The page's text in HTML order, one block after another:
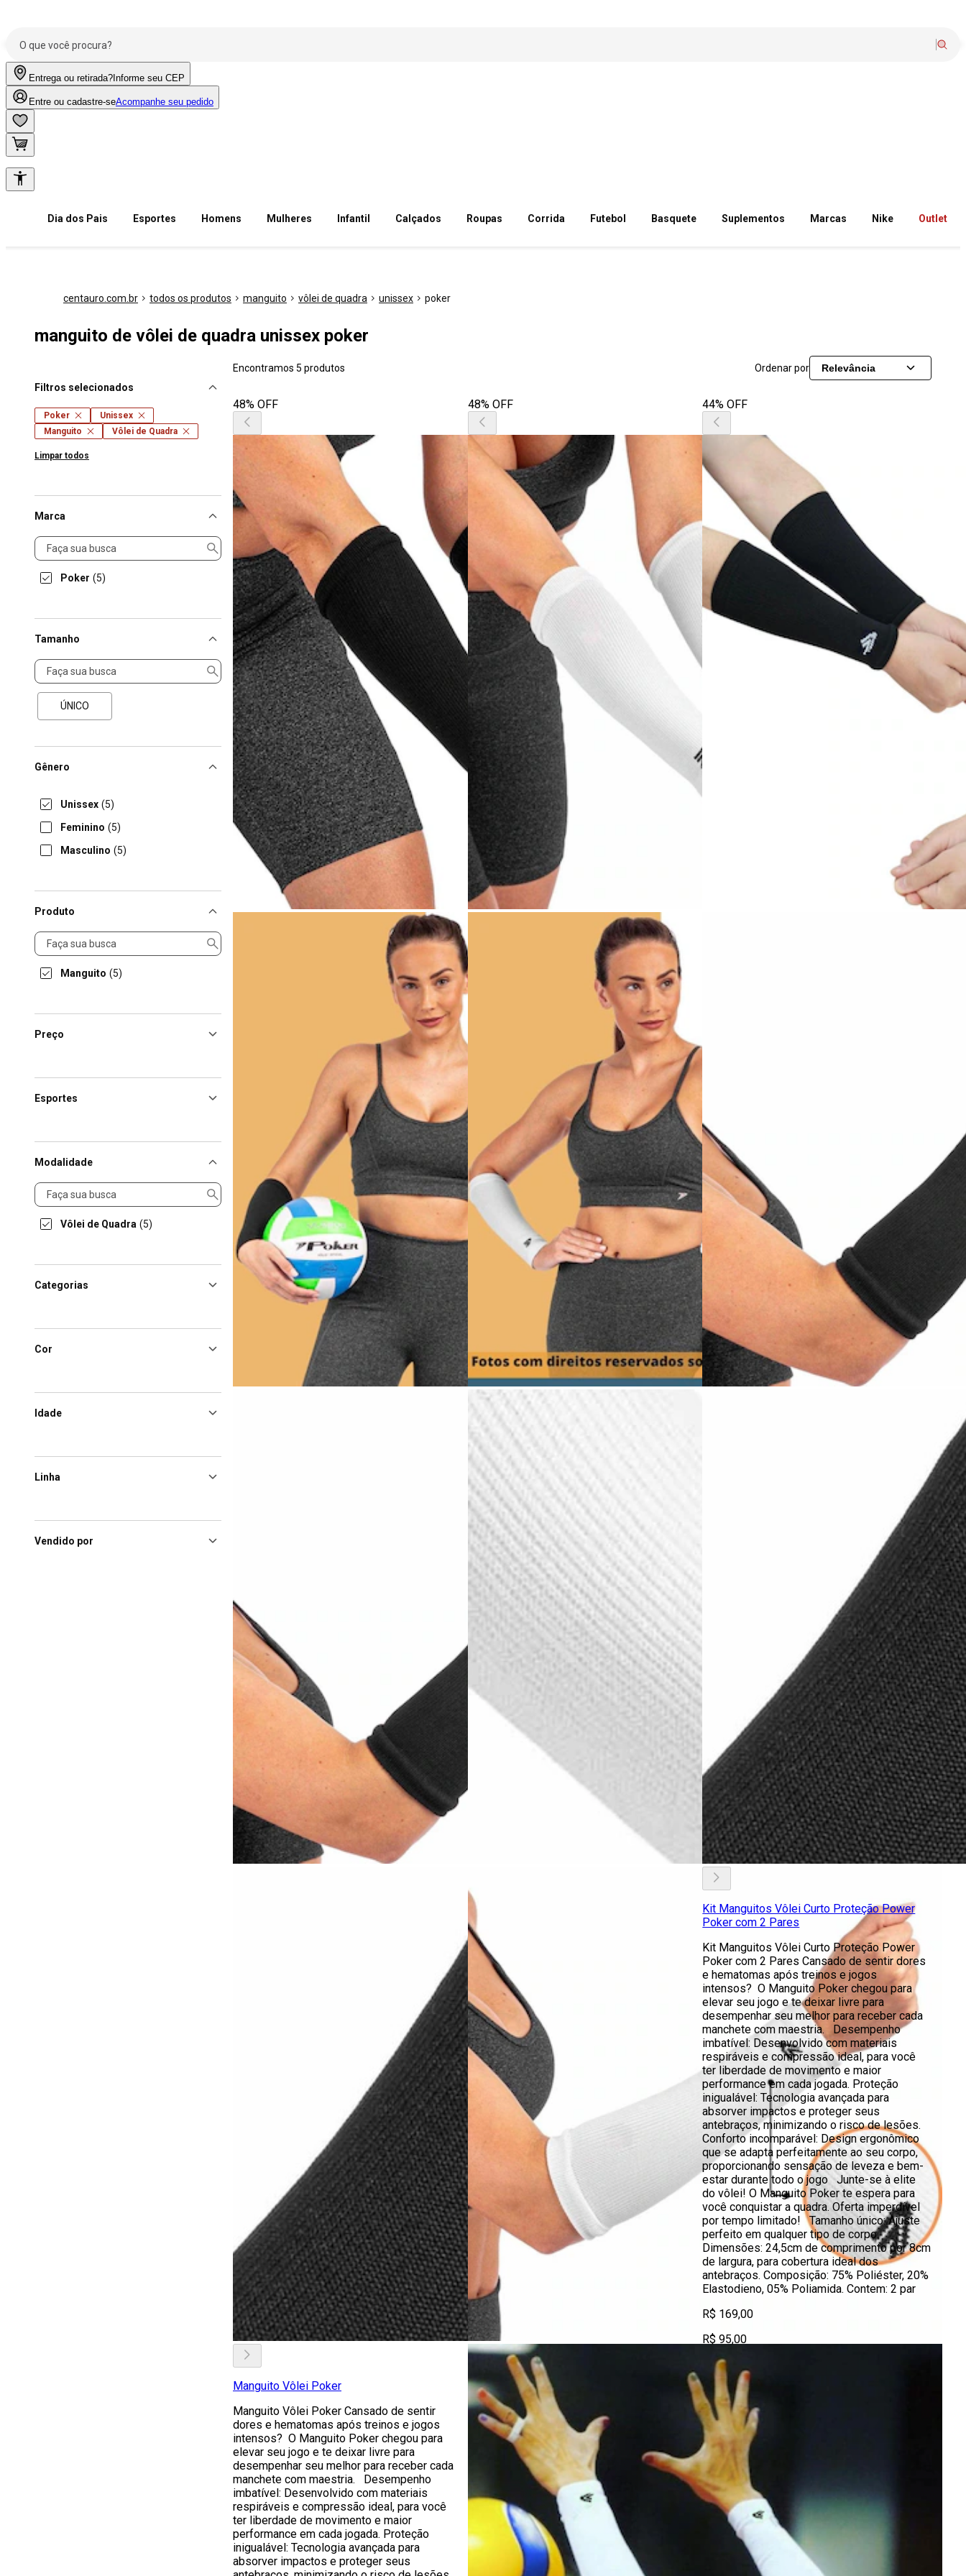
Entrega ou retirada? Informe seu CEP
Entre ou cadastre-seAcompanhe seu pedido
Dia dos Pais Esportes Homens Mulheres Infantil Calçados Roupas Corrida Futebol Basquete Suplementos Marcas Nike Outlet
centauro.com.br todos os produtos manguito vôlei de quadra unissex poker
manguito de vôlei de quadra unissex poker
Filtros selecionados
Poker
Unissex
Manguito
Vôlei de Quadra
Limpar todos
Marca
Marca
Poker (5)
Tamanho
Tamanho
ÚNICO
Gênero
Unissex (5)
Feminino (5)
Masculino (5)
Produto
Produto
Manguito (5)
Preço
Esportes
Modalidade
Modalidade
Vôlei de Quadra (5)
Categorias
Cor
Idade
Linha
Vendido por
Encontramos 5 produtos Ordenar por Relevância
48% OFF
Manguito Vôlei Poker
Manguito Vôlei Poker Cansado de sentir
dores e hematomas após treinos e jogos
intensos? O Manguito Poker chegou para
elevar seu jogo e te deixar livre para
desempenhar seu melhor para receber cada
manchete com maestria. Desempenho
imbatível: Desenvolvido com materiais
respiráveis e compressão ideal, para você
ter liberdade de movimento e maior
performance em cada jogada. Proteção
inigualável: Tecnologia avançada para
absorver impactos e proteger seus
48% OFF 44% OFF
Kit Manguitos Vôlei Curto Proteção Power
Poker com 2 Pares
Kit Manguitos Vôlei Curto Proteção Power
Poker com 2 Pares Cansado de sentir dores
e hematomas após treinos e jogos
intensos? O Manguito Poker chegou para
elevar seu jogo e te deixar livre para
desempenhar seu melhor para receber cada
manchete com maestria. Desempenho
imbatível: Desenvolvido com materiais
respiráveis e compressão ideal, para você
ter liberdade de movimento e maior
performance em cada jogada. Proteção
inigualável: Tecnologia avançada para
absorver impactos e proteger seus
antebraços, minimizando o risco de lesões.
Conforto incomparável: Design ergonômico
que se adapta perfeitamente ao seu corpo,
proporcionando sensação de leveza e bem-
estar durante todo o jogo Junte-se à elite
do vôlei! O Manguito Poker te espera para
você conquistar a quadra. Oferta imperdível
por tempo limitado! Tamanho único: Ajuste
perfeito em qualquer tipo de corpo.
Dimensões: 24,5cm de comprimento por 8cm
de largura, para cobertura ideal dos
antebraços. Composição: 75% Poliéster, 20%
Elastodieno, 05% Poliamida. Contem: 2 par
R$ 169,00
R$ 95,00